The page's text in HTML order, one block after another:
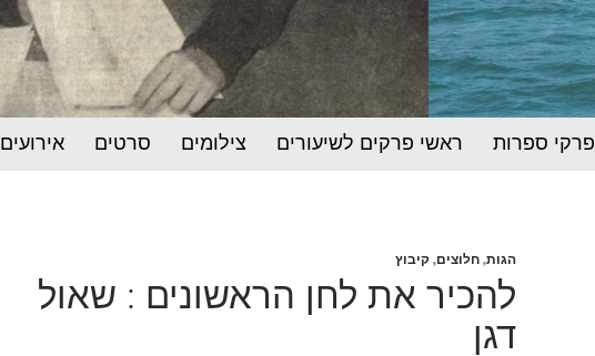
פרקי ספרות ראשי פרקים לשיעורים צילומים סרטים אירועים
הגות, חלוצים, קיבוץ
להכיר את לחן הראשונים : שאול
דגן